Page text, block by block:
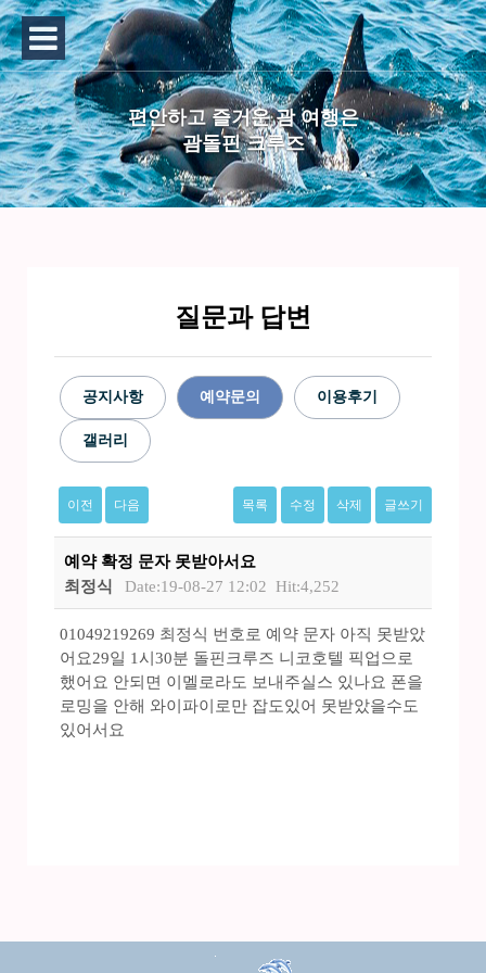
편안하고 즐거운 괌 여행은
괌돌핀 크루즈
질문과 답변
공지사항 예약문의 이용후기
갤러리
이전 다음 목록 수정 삭제 글쓰기
예약 확정 문자 못받아서요
최정식
Date:19-08-27 12:02 Hit:4,252
01049219269 최정식 번호로 예약 문자 아직 못받았
어요29일 1시30분 돌핀크루즈 니코호텔 픽업으로
했어요 안되면 이멜로라도 보내주실스 있나요 폰을
로밍을 안해 와이파이로만 잡도있어 못받았을수도
있어서요